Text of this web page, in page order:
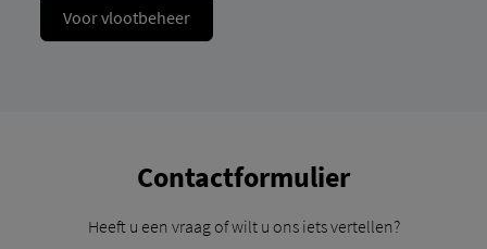
Voor vlootbeheer
Contactformulier
Heeft u een vraag of wilt u ons iets vertellen?